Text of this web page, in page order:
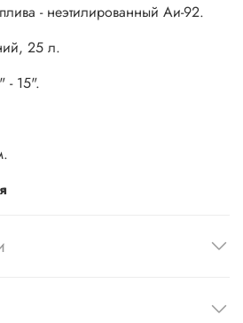
- неэтилированный Аи-92.
25 л.
- 15".